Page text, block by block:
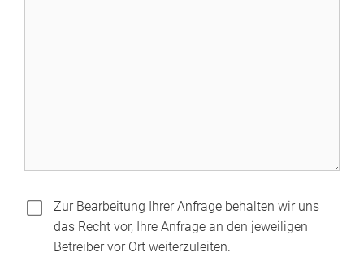
Zur Bearbeitung Ihrer Anfrage behalten wir uns
das Recht vor, Ihre Anfrage an den jeweiligen
Betreiber vor Ort weiterzuleiten.